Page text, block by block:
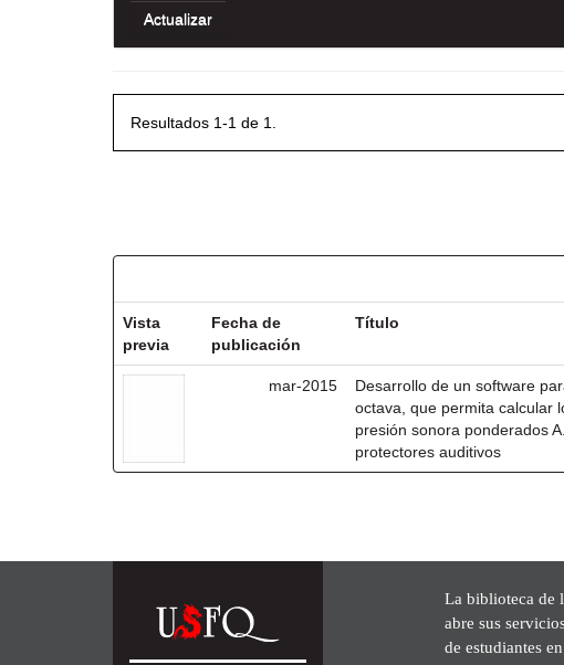
Resultados 1-1 de 1.
Vista
previa
Fecha de
publicación
Título
mar-2015
Desarrollo de un software
octava, que permita calcular
presión sonora ponderados
protectores auditivos
La biblioteca de
abre sus
de estudiantes